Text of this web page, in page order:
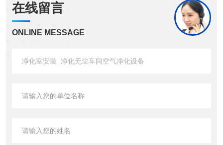
在线留言
ONLINE MESSAGE